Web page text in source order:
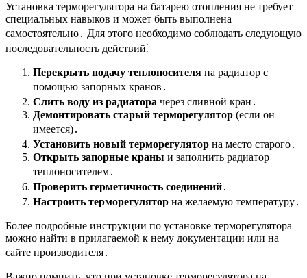
Установка терморегулятора на батарею отопления не требует
специальных навыков и может быть выполнена
самостоятельно․ Для этого необходимо соблюдать следующую
последовательность действий⁚
Перекрыть подачу теплоносителя на радиатор с
помощью запорных кранов․
Слить воду из радиатора через сливной кран․
Демонтировать старый терморегулятор (если он
имеется)․
Установить новый терморегулятор на место старого․
Открыть запорные краны и заполнить радиатор
теплоносителем․
Проверить герметичность соединений․
Настроить терморегулятор на желаемую температуру․
Более подробные инструкции по установке терморегулятора
можно найти в прилагаемой к нему документации или на
сайте производителя․